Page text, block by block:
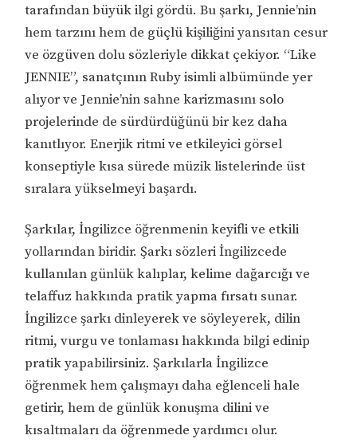
tarafından büyük ilgi gördü. Bu şarkı, Jennie’nin
hem tarzını hem de güçlü kişiliğini yansıtan cesur
ve özgüven dolu sözleriyle dikkat çekiyor. “Like
JENNIE”, sanatçının Ruby isimli albümünde yer
alıyor ve Jennie’nin sahne karizmasını solo
projelerinde de sürdürdüğünü bir kez daha
kanıtlıyor. Enerjik ritmi ve etkileyici görsel
konseptiyle kısa sürede müzik listelerinde üst
sıralara yükselmeyi başardı.
Şarkılar, İngilizce öğrenmenin keyifli ve etkili
yollarından biridir. Şarkı sözleri İngilizcede
kullanılan günlük kalıplar, kelime dağarcığı ve
telaffuz hakkında pratik yapma fırsatı sunar.
İngilizce şarkı dinleyerek ve söyleyerek, dilin
ritmi, vurgu ve tonlaması hakkında bilgi edinip
pratik yapabilirsiniz. Şarkılarla İngilizce
öğrenmek hem çalışmayı daha eğlenceli hale
getirir, hem de günlük konuşma dilini ve
kısaltmaları da öğrenmede yardımcı olur.